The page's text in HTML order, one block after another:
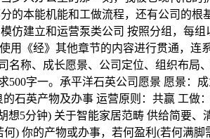
的本能机能和工做流程，还有公司的
仿建立和运营泵类公司 按照分组，每
用《经》其他章节的内容进行贯通，
称、成长愿景、公司定位、组织布
字一。承平洋石英公司愿景 愿景：
石英产物及办事 运营原则：共赢 工
5分钟) 关于智能家居范畴 供给简要
) 你的产物或办事，若何盈利(若何满